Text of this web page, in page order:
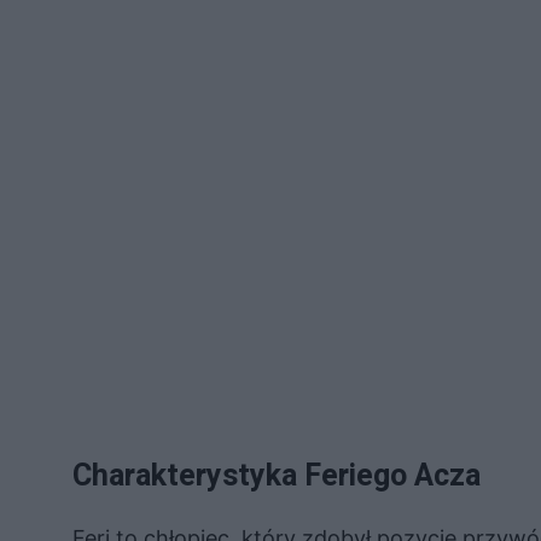
Charakterystyka Feriego Acza